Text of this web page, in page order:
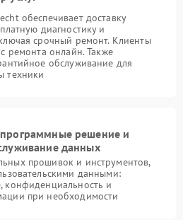
обеспечивает доставку
диагностику и
срочный ремонт. Клиенты
ремонта онлайн. Также
обслуживание для
техники
решение и
данных
прошивок и инструментов,
данными:
конфиденциальность и
при необходимости